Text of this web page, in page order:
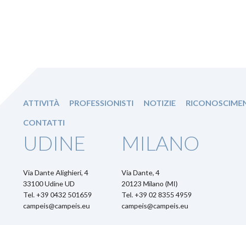
ATTIVITÀ PROFESSIONISTI NOTIZIE
CONTATTI
UDINE
Via Dante Alighieri, 4
33100 Udine UD
Tel. +39 0432 501659
campeis@campeis.eu
MILANO
Via Dante, 4
20123 Milano (MI)
Tel. +39 02 8355 4959
campeis@campeis.eu